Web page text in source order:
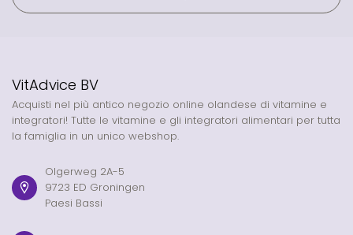
VitAdvice BV
Acquisti nel più antico negozio online olandese di vitamine e
integratori! Tutte le vitamine e gli integratori alimentari per tutta
la famiglia in un unico webshop.
Olgerweg 2A-5
9723 ED Groningen
Paesi Bassi